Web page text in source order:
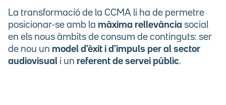
La transformació de la CCMA li ha de permetre
posicionar-se amb la màxima rellevància social
en els nous àmbits de consum de continguts: ser
de nou un model d'èxit i d'impuls per al sector
audiovisual i un referent de servei públic.